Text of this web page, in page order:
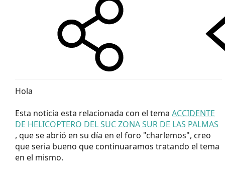
Hola
Esta noticia esta relacionada con el tema ACCIDENTE
DE HELICOPTERO DEL SUC ZONA SUR DE LAS PALMAS
, que se abrió en su día en el foro "charlemos", creo
que seria bueno que continuaramos tratando el tema
en el mismo.